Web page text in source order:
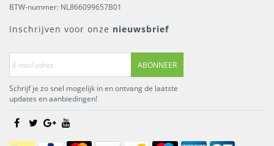
BTW-nummer: NL866099657B01
Inschrijven voor onze nieuwsbrief
ABONNEER
Schrijf je zo snel mogelijk in en ontvang de laatste
updates en aanbiedingen!